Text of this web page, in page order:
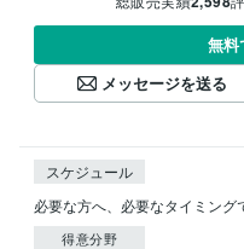
無料
メッセージを送る
スケジュール
必要な方へ、必要なタイミング
得意分野